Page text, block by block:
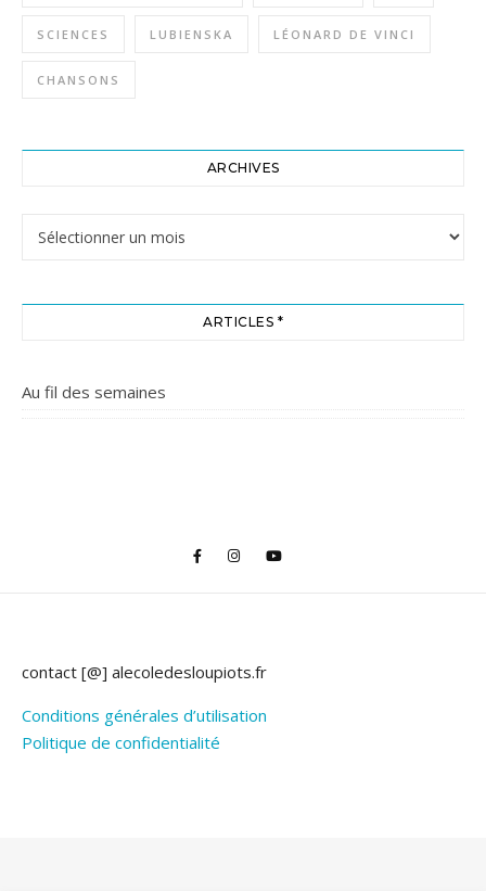
SCIENCES LUBIENSKA LÉONARD DE VINCI
CHANSONS
ARCHIVES
ARTICLES *
Au fil des semaines
contact [@] alecoledesloupiots.fr
Conditions générales d’utilisation
Politique de confidentialité